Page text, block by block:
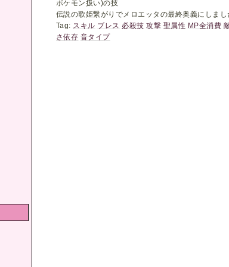
ポケモン扱い)の技
伝説の歌姫繋がりでメロエッタの最終奥義にしまし
Tag: スキル ブレス 必殺技 攻撃 聖属性 MP全消費
さ依存 音タイプ